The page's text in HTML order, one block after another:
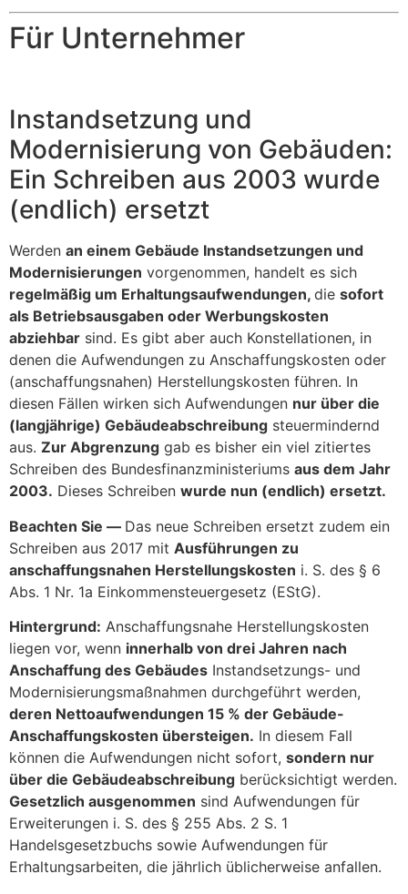
Für Unternehmer
Instandsetzung und
Modernisierung von Gebäuden:
Ein Schreiben aus 2003 wurde
(endlich) ersetzt
Werden an einem Gebäude Instandsetzungen und
Modernisierungen vorgenommen, handelt es sich
regelmäßig um Erhaltungsaufwendungen, die sofort
als Betriebsausgaben oder Werbungskosten
abziehbar sind. Es gibt aber auch Konstellationen, in
denen die Aufwendungen zu Anschaffungskosten oder
(anschaffungsnahen) Herstellungskosten führen. In
diesen Fällen wirken sich Aufwendungen nur über die
(langjährige) Gebäudeabschreibung steuermindernd
aus. Zur Abgrenzung gab es bisher ein viel zitiertes
Schreiben des Bundesfinanzministeriums aus dem Jahr
2003. Dieses Schreiben wurde nun (endlich) ersetzt.
Beachten Sie — Das neue Schreiben ersetzt zudem ein
Schreiben aus 2017 mit Ausführungen zu
anschaffungsnahen Herstellungskosten i. S. des § 6
Abs. 1 Nr. 1a Einkommensteuergesetz (EStG).
Hintergrund: Anschaffungsnahe Herstellungskosten
liegen vor, wenn innerhalb von drei Jahren nach
Anschaffung des Gebäudes Instandsetzungs- und
Modernisierungsmaßnahmen durchgeführt werden,
deren Nettoaufwendungen 15 % der Gebäude-
Anschaffungskosten übersteigen. In diesem Fall
können die Aufwendungen nicht sofort, sondern nur
über die Gebäudeabschreibung berücksichtigt werden.
Gesetzlich ausgenommen sind Aufwendungen für
Erweiterungen i. S. des § 255 Abs. 2 S. 1
Handelsgesetzbuchs sowie Aufwendungen für
Erhaltungsarbeiten, die jährlich üblicherweise anfallen.